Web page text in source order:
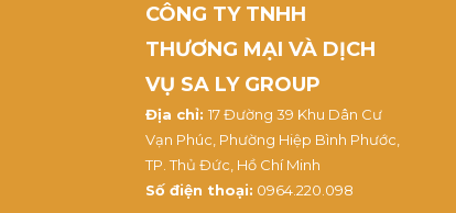
CÔNG TY TNHH
THƯƠNG MẠI VÀ DỊCH
VỤ SA LY GROUP
Địa chỉ: 17 Đường 39 Khu Dân Cư
Vạn Phúc, Phường Hiệp Bình Phước,
TP. Thủ Đức, Hồ Chí Minh
Số điện thoại: 0964.220.098